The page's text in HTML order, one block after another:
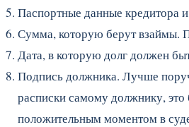
Паспортные данные кредитора
Сумма, которую берут взаймы.
Дата, в которую долг должен
Подпись должника. Лучше
расписки самому должнику, это
положительным моментом в